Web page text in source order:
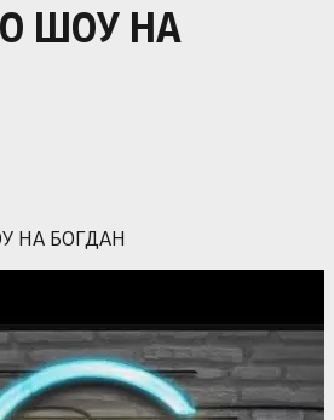
ШОУ НА
НА БОГДАН